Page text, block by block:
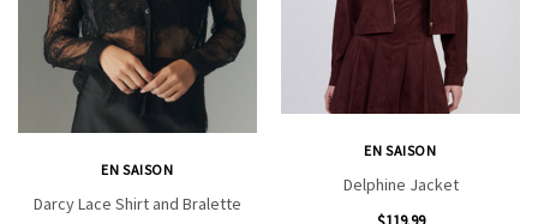
EN SAISON
Darcy Lace Shirt and Bralette
EN SAISON
Delphine Jacket